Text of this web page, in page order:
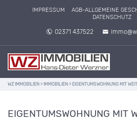
IMPRESSUM
AGB-ALLGEMEINE
DATENSCHUTZ
02371 437522
WZ IMMOBILIEN > IMMOBILIEN > EIGENTUMSWOHNUNG MIT
EIGENTUMSWOHNUNG MIT